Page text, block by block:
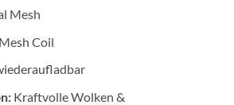
Mesh
Coil
Kraftvolle Wolken &